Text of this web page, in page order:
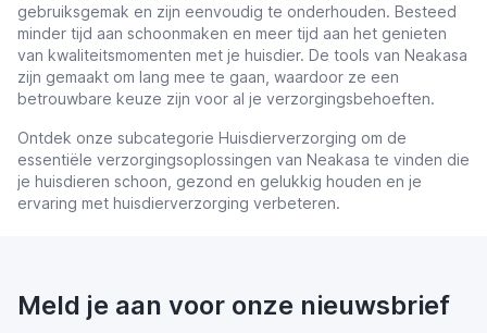
gebruiksgemak en zijn eenvoudig te onderhouden. Besteed
minder tijd aan schoonmaken en meer tijd aan het genieten
van kwaliteitsmomenten met je huisdier. De tools van Neakasa
zijn gemaakt om lang mee te gaan, waardoor ze een
betrouwbare keuze zijn voor al je verzorgingsbehoeften.
Ontdek onze subcategorie Huisdierverzorging om de
essentiële verzorgingsoplossingen van Neakasa te vinden die
je huisdieren schoon, gezond en gelukkig houden en je
ervaring met huisdierverzorging verbeteren.
Meld je aan voor onze nieuwsbrief